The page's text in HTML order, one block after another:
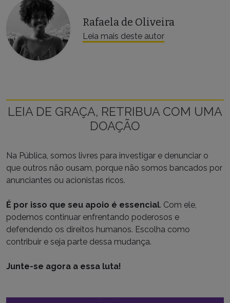
Rafaela de Oliveira
Leia mais deste autor
LEIA DE GRAÇA, RETRIBUA COM UMA
DOAÇÃO
Na Pública, somos livres para investigar e denunciar o
que outros não ousam, porque não somos bancados por
anunciantes ou acionistas ricos.
É por isso que seu apoio é essencial. Com ele,
podemos continuar enfrentando poderosos e
defendendo os direitos humanos. Escolha como
contribuir e seja parte dessa mudança.
Junte-se agora a essa luta!